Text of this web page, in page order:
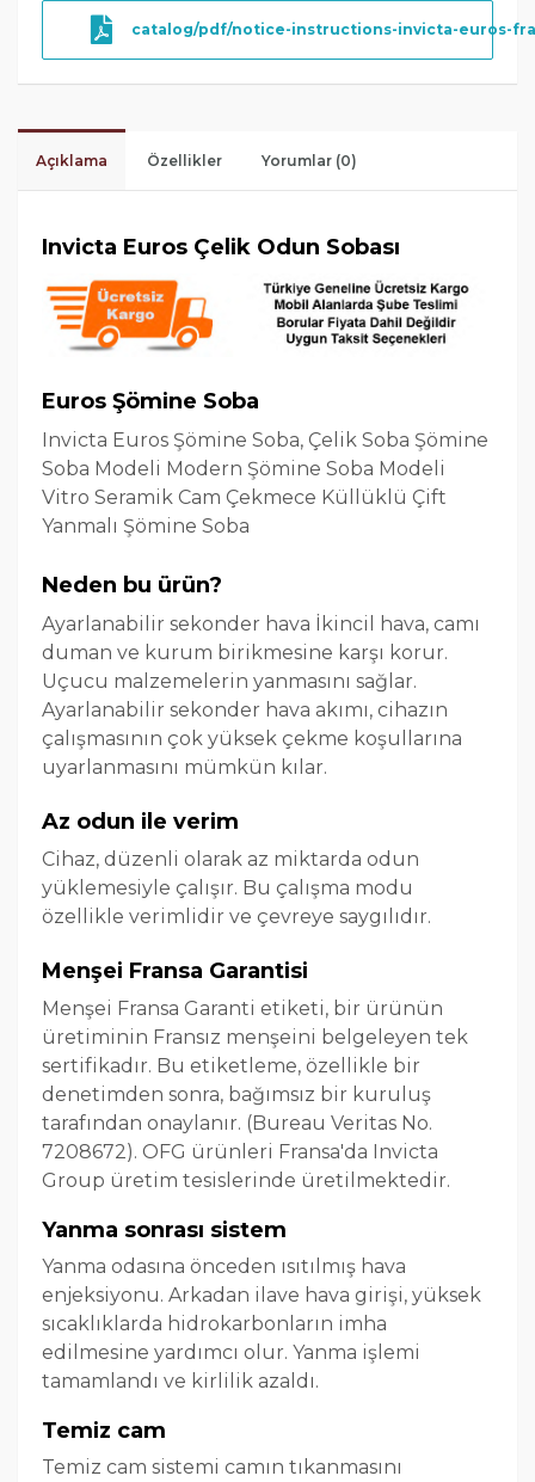
catalog/pdf/notice-instructions-invicta-euros-
Açıklama Özellikler Yorumlar (0)
Invicta Euros Çelik Odun Sobası
Euros Şömine Soba
Invicta Euros Şömine Soba, Çelik Soba Şömine
Soba Modeli Modern Şömine Soba Modeli
Vitro Seramik Cam Çekmece Küllüklü Çift
Yanmalı Şömine Soba
Neden bu ürün?
Ayarlanabilir sekonder hava İkincil hava, camı
duman ve kurum birikmesine karşı korur.
Uçucu malzemelerin yanmasını sağlar.
Ayarlanabilir sekonder hava akımı, cihazın
çalışmasının çok yüksek çekme koşullarına
uyarlanmasını mümkün kılar.
Az odun ile verim
Cihaz, düzenli olarak az miktarda odun
yüklemesiyle çalışır. Bu çalışma modu
özellikle verimlidir ve çevreye saygılıdır.
Menşei Fransa Garantisi
Menşei Fransa Garanti etiketi, bir ürünün
üretiminin Fransız menşeini belgeleyen tek
sertifikadır. Bu etiketleme, özellikle bir
denetimden sonra, bağımsız bir kuruluş
tarafından onaylanır. (Bureau Veritas No.
7208672). OFG ürünleri Fransa'da Invicta
Group üretim tesislerinde üretilmektedir.
Yanma sonrası sistem
Yanma odasına önceden ısıtılmış hava
enjeksiyonu. Arkadan ilave hava girişi, yüksek
sıcaklıklarda hidrokarbonların imha
edilmesine yardımcı olur. Yanma işlemi
tamamlandı ve kirlilik azaldı.
Temiz cam
Temiz cam sistemi camın tıkanmasını